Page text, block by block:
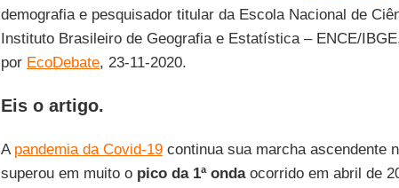
demografia e pesquisador titular da Escola Nacional de
Instituto Brasileiro de Geografia e Estatística – ENCE/
por EcoDebate, 23-11-2020.
Eis o artigo.
A pandemia da Covid-19continua sua marcha ascendente
superou em muito opico da 1ª ondaocorrido em abril de